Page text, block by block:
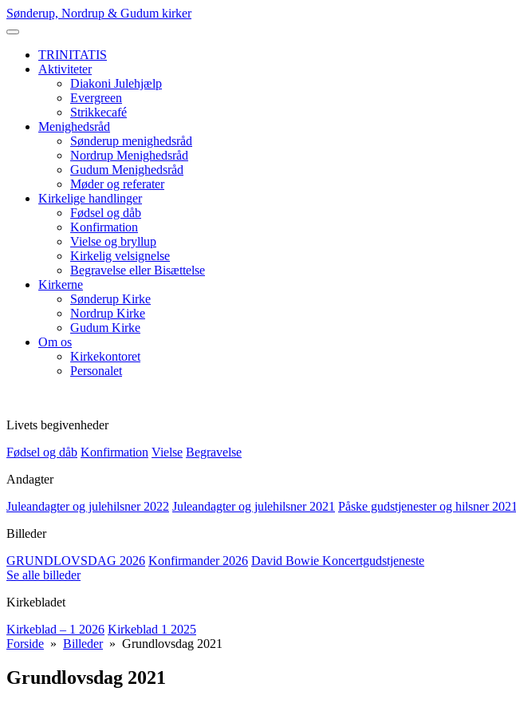
Skip
to
Sønderup, Nordrup & Gudum kirker
TRINITATIS
Aktiviteter
Diakoni Julehjælp
Evergreen
Strikkecafé
Menighedsråd
Sønderup menighedsråd
Nordrup Menighedsråd
Gudum Menighedsråd
Møder og referater
Kirkelige handlinger
Fødsel og dåb
Konfirmation
Vielse og bryllup
Kirkelig velsignelse
Begravelse eller Bisættelse
Kirkerne
Sønderup Kirke
Nordrup Kirke
Gudum Kirke
Om os
Kirkekontoret
Personalet
Livets begivenheder
Fødsel og dåb Konfirmation Vielse Begravelse
Andagter
Juleandagter og julehilsner 2022 Juleandagter og julehilsner 2021 Påske gudstjenester og hilsner 2021
Billeder
GRUNDLOVSDAG 2026 Konfirmander 2026 David Bowie Koncertgudstjeneste
Se alle billeder
Kirkebladet
Kirkeblad – 1 2026 Kirkeblad 1 2025
Forside » Billeder» Grundlovsdag 2021
Grundlovsdag 2021